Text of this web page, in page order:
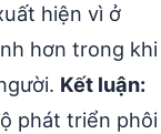
hiện vì ở
hơn trong khi
Kết luận:
phát triển phôi